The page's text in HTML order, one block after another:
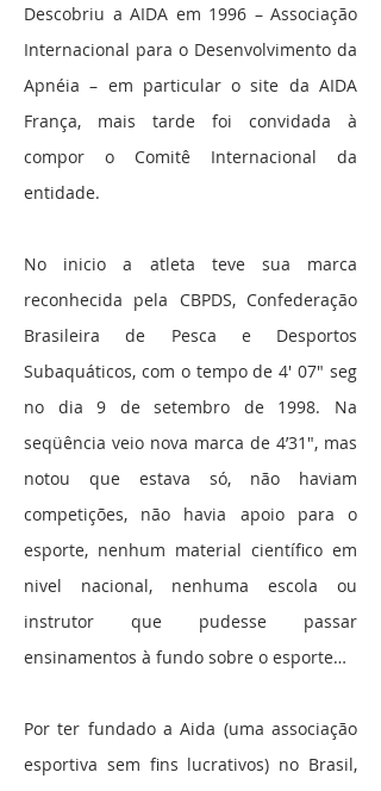
Descobriu a AIDA em 1996 – Associação
Internacional para o Desenvolvimento da
Apnéia – em particular o site da AIDA
França, mais tarde foi convidada à
compor o Comitê Internacional da
entidade.
No inicio a atleta teve sua marca
reconhecida pela CBPDS, Confederação
Brasileira de Pesca e Desportos
Subaquáticos, com o tempo de 4′ 07″ seg
no dia 9 de setembro de 1998. Na
seqüência veio nova marca de 4’31″, mas
notou que estava só, não haviam
competições, não havia apoio para o
esporte, nenhum material científico em
nivel nacional, nenhuma escola ou
instrutor que pudesse passar
ensinamentos à fundo sobre o esporte…
Por ter fundado a Aida (uma associação
esportiva sem fins lucrativos) no Brasil,